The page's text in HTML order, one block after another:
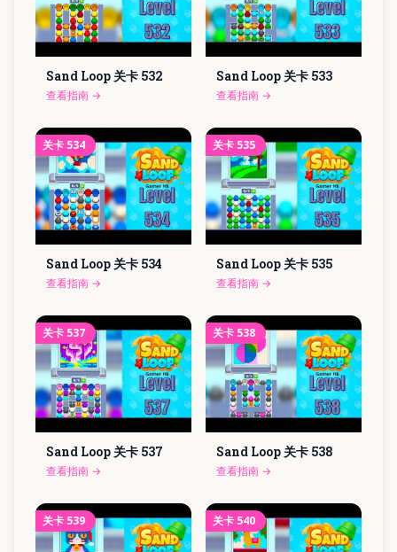
Sand Loop 关卡 532
查看指南 →
Sand Loop 关卡 533
查看指南 →
关卡 534
Sand Loop 关卡 534
查看指南 →
关卡 535
Sand Loop 关卡 535
查看指南 →
关卡 537
Sand Loop 关卡 537
查看指南 →
关卡 538
Sand Loop 关卡 538
查看指南 →
关卡 539 关卡 540